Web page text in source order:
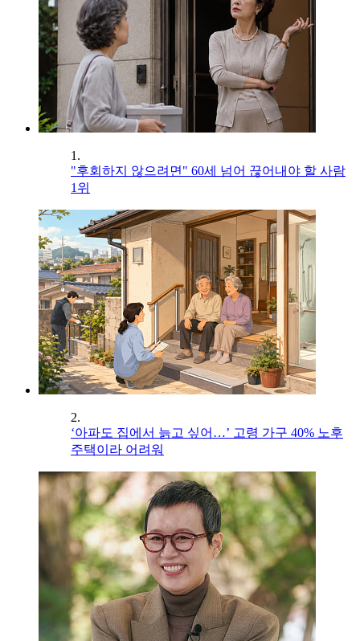
1.
"후회하지 않으려면" 60세 넘어 끊어내야 할 사람
1위
2.
‘아파도 집에서 늙고 싶어…’ 고령 가구 40% 노후
주택이라 어려워